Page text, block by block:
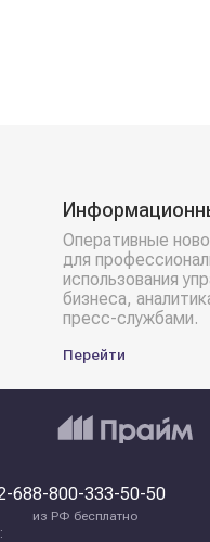
Оперативные
для
использования
бизнеса,
пресс-службами.
Перейти
688-800-333-50-50
из РФ бесплатно